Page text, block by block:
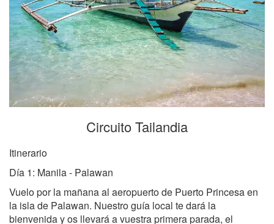
Circuito Tailandia
Itinerario
Día 1: Manila - Palawan
Vuelo por la mañana al aeropuerto de Puerto Princesa en
la isla de Palawan. Nuestro guía local te dará la
bienvenida y os llevará a vuestra primera parada, el